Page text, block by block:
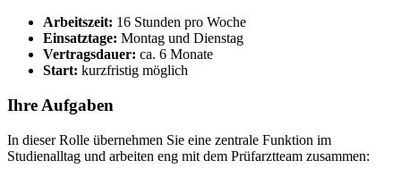
Arbeitszeit: 16 Stunden pro Woche
Einsatztage: Montag und Dienstag
Vertragsdauer: ca. 6 Monate
Start: kurzfristig möglich
Ihre Aufgaben
In dieser Rolle übernehmen Sie eine zentrale Funktion im
Studienalltag und arbeiten eng mit dem Prüfarztteam zusammen: